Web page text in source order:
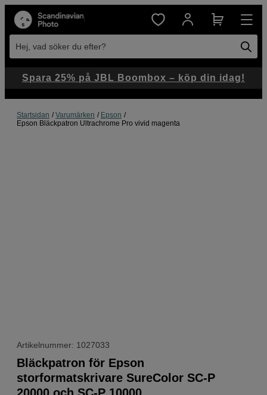
Hej, vad söker du efter?
Startsidan Varumärken
Epson
Epson Bläckpatron Ultrachrome Pro vivid magenta
Artikelnummer: 1027033
Bläckpatron för Epson
storformatskrivare SureColor SC-P
Spara 25% på JBL Boombox – köp din idag!